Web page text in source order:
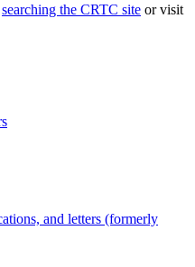
searching the CRTC site or visit
and letters (formerly